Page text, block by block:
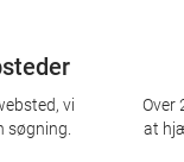
vi
søgning.
Over
at